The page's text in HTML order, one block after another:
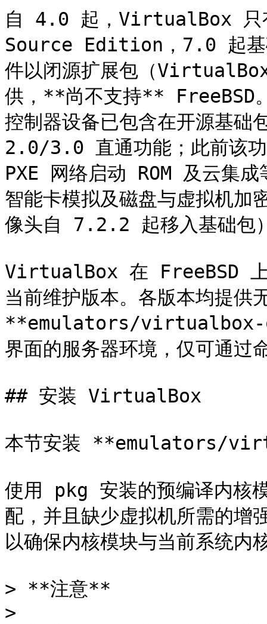
自 4.0 起，VirtualBox 只
Source Edition，7.0 起基
件以闭源扩展包（
供，**尚不支持**
控制器设备已包含在开源基础
2.0/3.0 直通功能；此前该功
PXE 网络启动 ROM 及云集成
智能卡模拟及磁盘与虚拟机
像头自 7.2.2 起移入基础包
VirtualBox 在 FreeBSD 上
当前维护版本。各版本均提
**emulators/virtualbox-
界面的服务器环境，仅可通
## 安装 VirtualBox
本节安装 **emulators/
使用 pkg 安装的预编译内核
配，并且缺少虚拟机所需的
以确保内核模块与当前系统内
> **注意**
>